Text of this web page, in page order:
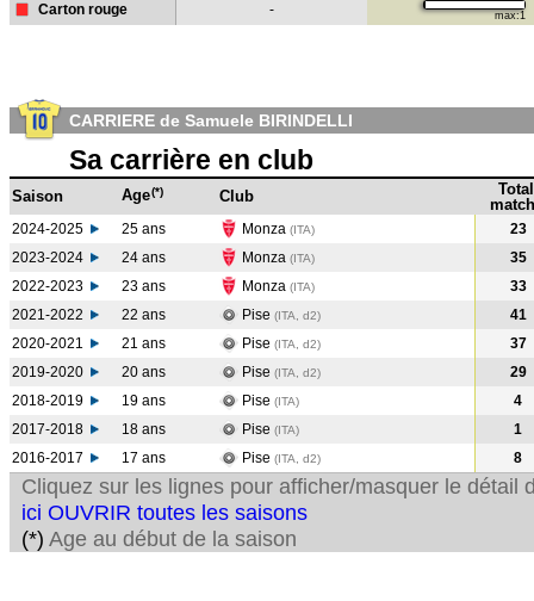
Carton rouge - max:1
CARRIERE de Samuele BIRINDELLI
Sa carrière en club
Saison Age(*) Club
Total
2024-2025 25 ans Monza (ITA)
23
2023-2024
24 ans Monza (ITA)
35
2022-2023
23 ans Monza (ITA)
33
2021-2022
22 ans Pise (ITA, d2)
41
2020-2021
21 ans Pise (ITA, d2)
37
2019-2020
20 ans Pise (ITA, d2)
29
2018-2019
19 ans Pise (ITA)
4
2017-2018
18 ans Pise (ITA)
1
2016-2017
17 ans Pise (ITA, d2) 8
Cliquez sur les lignes pour afficher/masquer le détail
ici OUVRIR toutes les saisons
(*) Age au début de la saison